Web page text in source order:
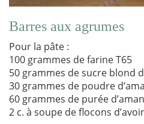
Barres aux agrumes
Pour la pâte :
100 grammes de farine T65
50 grammes de sucre blond
30 grammes de poudre
60 grammes de purée
2 c. à soupe de flocons